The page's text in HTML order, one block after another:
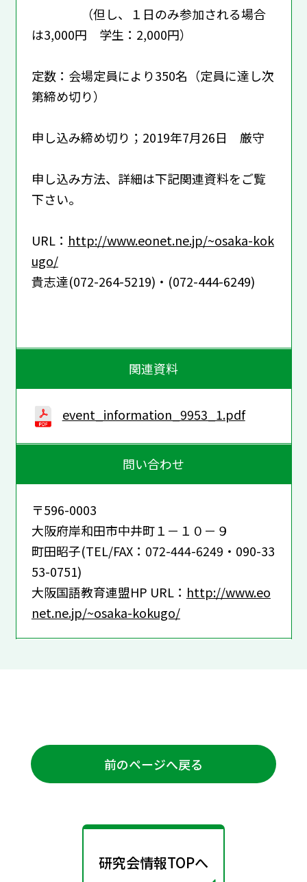
（但し、１日のみ参加される場合
は3,000円 学生：2,000円）
定数：会場定員により350名（定員に達し次
第締め切り）
申し込み締め切り；2019年7月26日 厳守
申し込み方法、詳細は下記関連資料をご覧
下さい。
URL： http://www.eonet.ne.jp/~osaka-kok
ugo/
貴志達(072-264-5219)・(072-444-6249)
関連資料
event_information_9953_1.pdf
問い合わせ
〒596-0003
大阪府岸和田市中井町１－１０－９
町田昭子(TEL/FAX：072-444-6249・090-33
53-0751)
大阪国語教育連盟HP URL： http://www.eo
net.ne.jp/~osaka-kokugo/
前のページへ戻る
研究会情報TOPへ